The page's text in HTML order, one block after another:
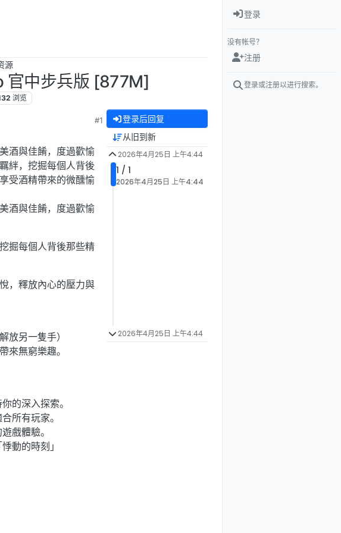
源
官中步兵版 [877M]
浏览
#1
酒與佳餚，度過歡愉
絆，挖掘每個人背後
受酒精帶來的微醺愉
酒與佳餚，度過歡愉
掘每個人背後那些精
，釋放內心的壓力與
放另一隻手）
來無窮樂趣。
的深入探索。
所有玩家。
戲體驗。
動的時刻」
登录后回复
从旧到新
2026年4月25日 上午4:44
1 / 1
2026年4月25日 上午4:44
2026年4月25日 上午4:44
登录
没有帐号？
注册
登录或注册以进行搜索。